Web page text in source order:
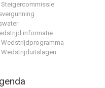
Steigercommissie
informatie
Wedstrijdprogramma
Wedstrijduitslagen